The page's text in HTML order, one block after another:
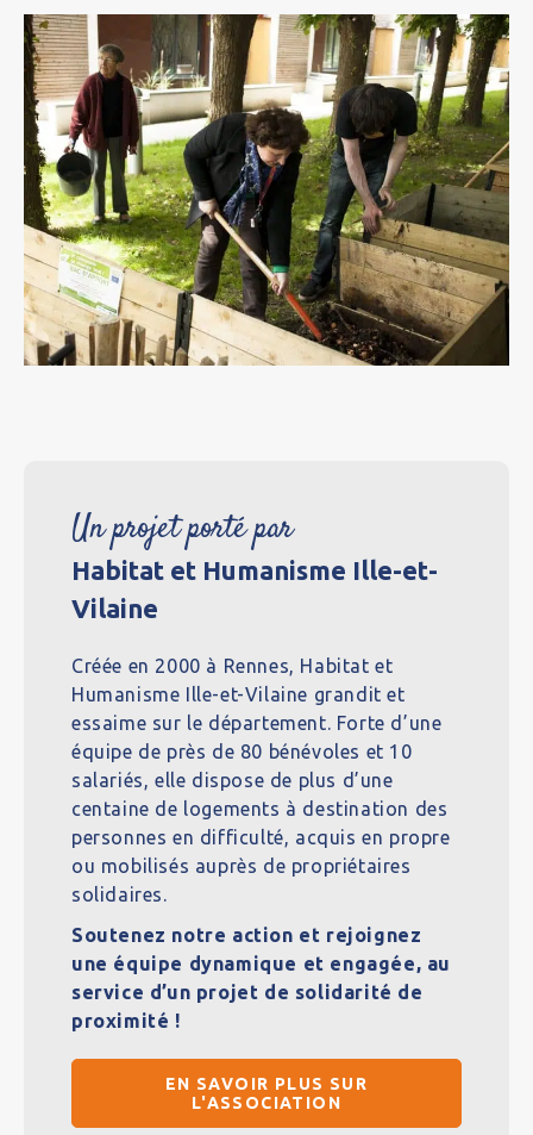
Un projet porté par
Habitat et Humanisme Ille-et-
Vilaine
Créée en 2000 à Rennes, Habitat et
Humanisme Ille-et-Vilaine grandit et
essaime sur le département. Forte d’une
équipe de près de 80 bénévoles et 10
salariés, elle dispose de plus d’une
centaine de logements à destination des
personnes en difficulté, acquis en propre
ou mobilisés auprès de propriétaires
solidaires.
Soutenez notre action et rejoignez
une équipe dynamique et engagée, au
service d’un projet de solidarité de
proximité !
EN SAVOIR PLUS SUR
L'ASSOCIATION